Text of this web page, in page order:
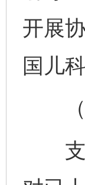
开展
国儿
（
支